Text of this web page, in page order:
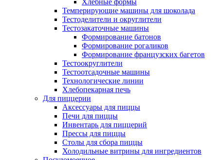
Хлебные формы
Темперирующие машины для шоколада
Тестоделители и округлители
Тестозакаточные машины
Формирование батонов
Формирование рогаликов
Формирование французских багетов
Тестоокруглители
Тестоотсадочные машины
Технологические линии
Хлебопекарная печь
Для пиццерии
Аксессуары для пиццы
Печи для пиццы
Инвентарь для пиццерий
Прессы для пиццы
Столы для сбора пиццы
Холодильные витрины для ингредиентов